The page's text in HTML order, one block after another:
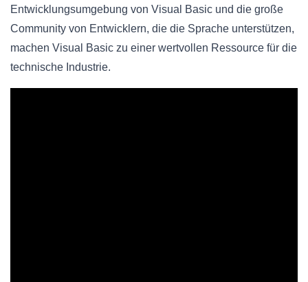
Entwicklungsumgebung von Visual Basic und die große
Community von Entwicklern, die die Sprache unterstützen,
machen Visual Basic zu einer wertvollen Ressource für die
technische Industrie.